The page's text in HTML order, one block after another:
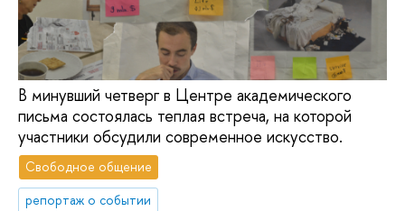
В минувший четверг в Центре академического
письма состоялась теплая встреча, на которой
участники обсудили современное искусство.
Свободное общение
репортаж о событии